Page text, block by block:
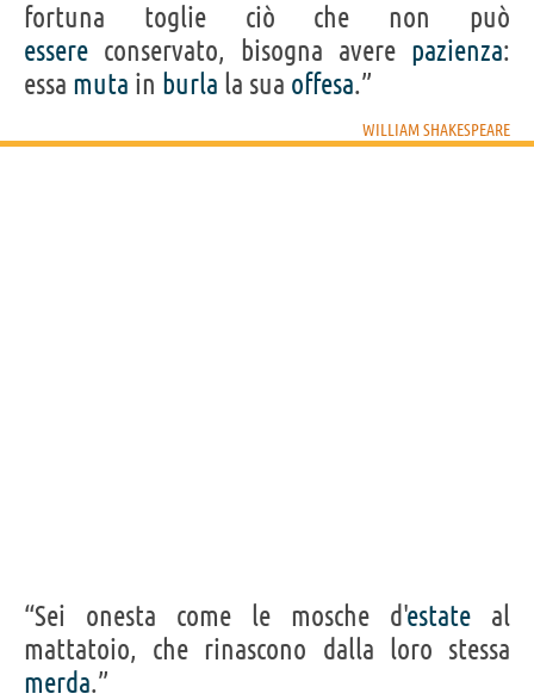
fortuna toglie ciò che non può
essere conservato, bisogna avere pazienza:
essa muta in burla la sua offesa.”
WILLIAM SHAKESPEARE
“Sei onesta come le mosche d'estate al
mattatoio, che rinascono dalla loro stessa
merda.”